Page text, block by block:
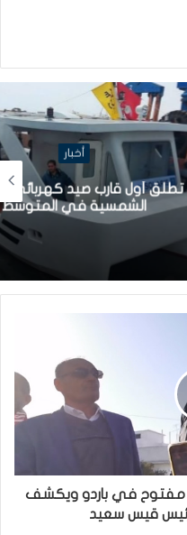
يعمل بالطاقة
مفتوح في باردو ويكشف
قيس سعيد